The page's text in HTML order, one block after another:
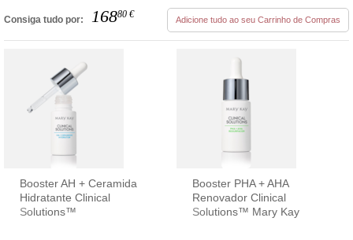
Consiga tudo por: 16880 € Adicione tudo ao seu Carrinho de Compras
Booster AH + Ceramida
Hidratante Clinical
Solutions™
Booster PHA + AHA
Renovador Clinical
Solutions™ Mary Kay